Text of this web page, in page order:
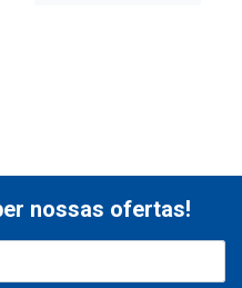
nossas ofertas!